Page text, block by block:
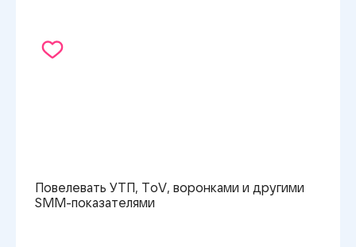
Повелевать УТП, ToV, воронками и другими
SMM-показателями